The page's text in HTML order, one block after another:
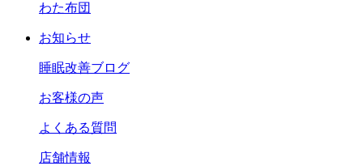
わた布団
お知らせ
睡眠改善ブログ
お客様の声
よくある質問
店舗情報